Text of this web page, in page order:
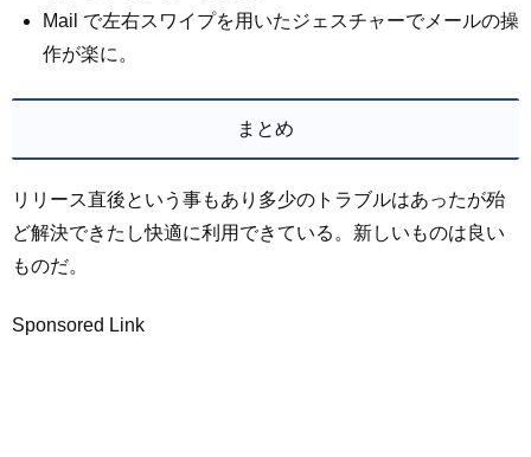
Mail で左右スワイプを用いたジェスチャーでメールの操
作が楽に。
まとめ
リリース直後という事もあり多少のトラブルはあったが殆
ど解決できたし快適に利用できている。新しいものは良い
ものだ。
Sponsored Link